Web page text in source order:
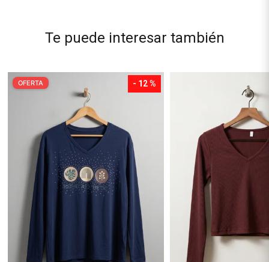
Te puede interesar también
- 12 %
OFERTA